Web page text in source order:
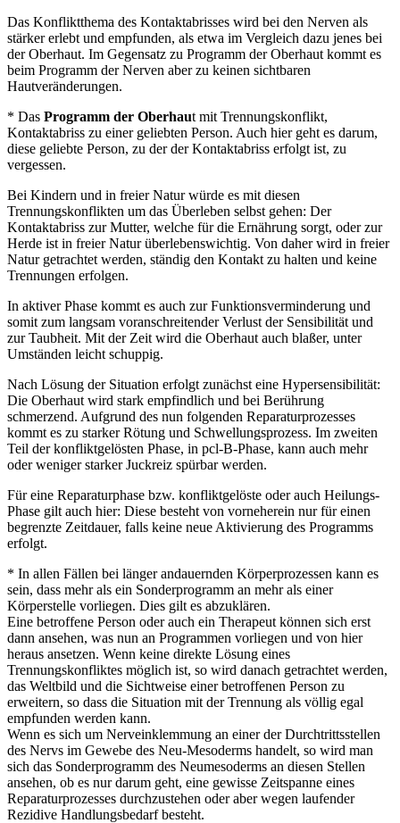
Das Konfliktthema des Kontaktabrisses wird bei den Nerven als
stärker erlebt und empfunden, als etwa im Vergleich dazu jenes bei
der Oberhaut. Im Gegensatz zu Programm der Oberhaut kommt es
beim Programm der Nerven aber zu keinen sichtbaren
Hautveränderungen.
* Das Programm der Oberhaut mit Trennungskonflikt,
Kontaktabriss zu einer geliebten Person. Auch hier geht es darum,
diese geliebte Person, zu der der Kontaktabriss erfolgt ist, zu
vergessen.
Bei Kindern und in freier Natur würde es mit diesen
Trennungskonflikten um das Überleben selbst gehen: Der
Kontaktabriss zur Mutter, welche für die Ernährung sorgt, oder zur
Herde ist in freier Natur überlebenswichtig. Von daher wird in freier
Natur getrachtet werden, ständig den Kontakt zu halten und keine
Trennungen erfolgen.
In aktiver Phase kommt es auch zur Funktionsverminderung und
somit zum langsam voranschreitender Verlust der Sensibilität und
zur Taubheit. Mit der Zeit wird die Oberhaut auch blaßer, unter
Umständen leicht schuppig.
Nach Lösung der Situation erfolgt zunächst eine Hypersensibilität:
Die Oberhaut wird stark empfindlich und bei Berührung
schmerzend. Aufgrund des nun folgenden Reparaturprozesses
kommt es zu starker Rötung und Schwellungsprozess. Im zweiten
Teil der konfliktgelösten Phase, in pcl-B-Phase, kann auch mehr
oder weniger starker Juckreiz spürbar werden.
Für eine Reparaturphase bzw. konfliktgelöste oder auch Heilungs-
Phase gilt auch hier: Diese besteht von vorneherein nur für einen
begrenzte Zeitdauer, falls keine neue Aktivierung des Programms
erfolgt.
* In allen Fällen bei länger andauernden Körperprozessen kann es
sein, dass mehr als ein Sonderprogramm an mehr als einer
Körperstelle vorliegen. Dies gilt es abzuklären.
Eine betroffene Person oder auch ein Therapeut können sich erst
dann ansehen, was nun an Programmen vorliegen und von hier
heraus ansetzen. Wenn keine direkte Lösung eines
Trennungskonfliktes möglich ist, so wird danach getrachtet werden,
das Weltbild und die Sichtweise einer betroffenen Person zu
erweitern, so dass die Situation mit der Trennung als völlig egal
empfunden werden kann.
Wenn es sich um Nerveinklemmung an einer der Durchtrittsstellen
des Nervs im Gewebe des Neu-Mesoderms handelt, so wird man
sich das Sonderprogramm des Neumesoderms an diesen Stellen
ansehen, ob es nur darum geht, eine gewisse Zeitspanne eines
Reparaturprozesses durchzustehen oder aber wegen laufender
Rezidive Handlungsbedarf besteht.